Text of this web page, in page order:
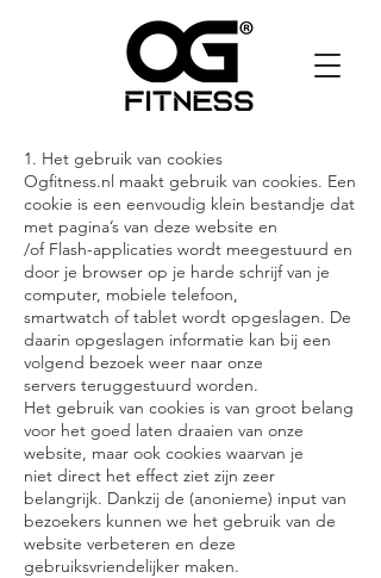
1. Het gebruik van cookies
Ogfitness.nl maakt gebruik van cookies. Een
cookie is een eenvoudig klein bestandje dat
met pagina’s van deze website en
/of Flash-applicaties wordt meegestuurd en
door je browser op je harde schrijf van je
computer, mobiele telefoon,
smartwatch of tablet wordt opgeslagen. De
daarin opgeslagen informatie kan bij een
volgend bezoek weer naar onze
servers teruggestuurd worden.
Het gebruik van cookies is van groot belang
voor het goed laten draaien van onze
website, maar ook cookies waarvan je
niet direct het effect ziet zijn zeer
belangrijk. Dankzij de (anonieme) input van
bezoekers kunnen we het gebruik van de
website verbeteren en deze
gebruiksvriendelijker maken.